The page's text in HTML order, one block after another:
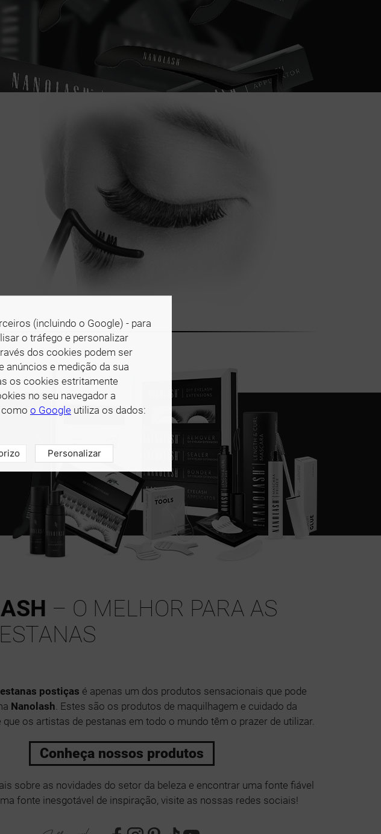
– O MELHOR PARA AS
postiças é apenas um dos produtos sensacionais que pode
Nanolash. Estes são os produtos de maquilhagem e cuidado da
que os artistas de pestanas em todo o mundo têm o prazer de utilizar.
Conheça nossos produtos
sobre as novidades do setor da beleza e encontrar uma fonte fiável
fonte inesgotável de inspiração, visite as nossas redes sociais!
(incluindo o Google) - para
o tráfego e personalizar
dos cookies podem ser
anúncios e medição da sua
os cookies estritamente
no seu navegador a
o Google utiliza os dados:
Personalizar